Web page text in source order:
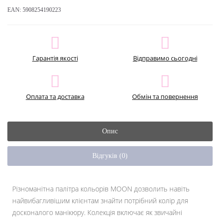
EAN: 5908254190223
Гарантія якості Відправимо сьогодні
Оплата та доставка Обмін та повернення
Опис
Відгуків (0)
Різноманітна палітра кольорів MOON дозволить навіть
найвибагливішим клієнтам знайти потрібний колір для
досконалого манікюру. Колекція включає як звичайні